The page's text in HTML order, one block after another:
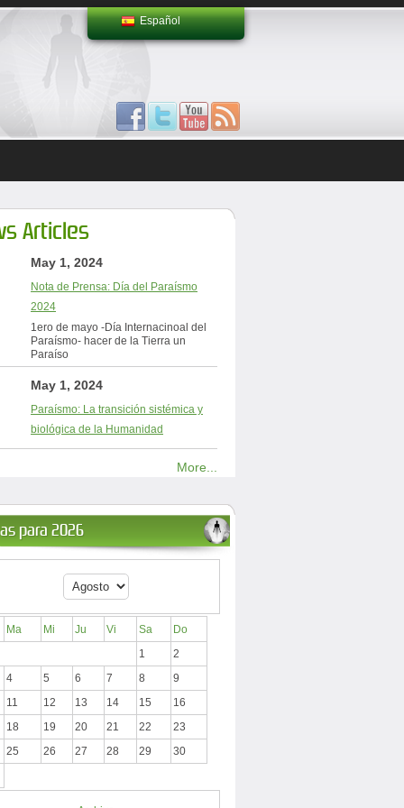
Español
Articles
May 1, 2024
Nota de Prensa: Día del Paraísmo
2024
1ero de mayo -Día Internacinoal del
Paraísmo- hacer de la Tierra un
Paraíso
May 1, 2024
Paraísmo: La transición sistémica y
biológica de la Humanidad
More...
para 2026
Ma Mi Ju Vi Sa
Do
1
2
4 5 6 7 8
9
11 12 13 14 15
16
18 19 20 21 22
23
25 26 27 28 29
30